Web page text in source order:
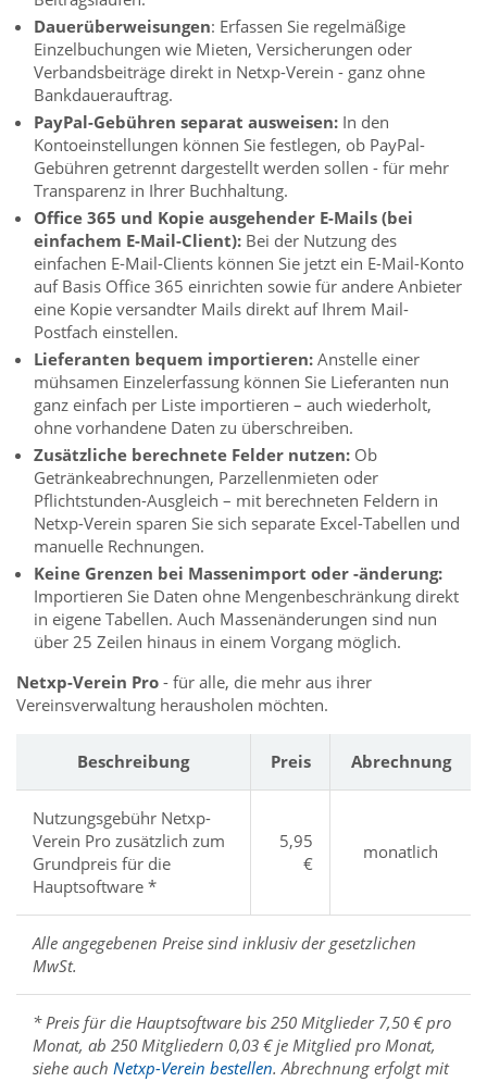
Dauerüberweisungen: Erfassen Sie regelmäßige
Einzelbuchungen wie Mieten, Versicherungen oder
Verbandsbeiträge direkt in Netxp-Verein - ganz ohne
Bankdauerauftrag.
PayPal-Gebühren separat ausweisen: In den
Kontoeinstellungen können Sie festlegen, ob PayPal-
Gebühren getrennt dargestellt werden sollen - für mehr
Transparenz in Ihrer Buchhaltung.
Office 365 und Kopie ausgehender E-Mails (bei
einfachem E-Mail-Client): Bei der Nutzung des
einfachen E-Mail-Clients können Sie jetzt ein E-Mail-Konto
auf Basis Office 365 einrichten sowie für andere Anbieter
eine Kopie versandter Mails direkt auf Ihrem Mail-
Postfach einstellen.
Lieferanten bequem importieren: Anstelle einer
mühsamen Einzelerfassung können Sie Lieferanten nun
ganz einfach per Liste importieren – auch wiederholt,
ohne vorhandene Daten zu überschreiben.
Zusätzliche berechnete Felder nutzen: Ob
Getränkeabrechnungen, Parzellenmieten oder
Pflichtstunden-Ausgleich – mit berechneten Feldern in
Netxp-Verein sparen Sie sich separate Excel-Tabellen und
manuelle Rechnungen.
Keine Grenzen bei Massenimport oder -änderung:
Importieren Sie Daten ohne Mengenbeschränkung direkt
in eigene Tabellen. Auch Massenänderungen sind nun
über 25 Zeilen hinaus in einem Vorgang möglich.
Netxp-Verein Pro - für alle, die mehr aus ihrer
Vereinsverwaltung herausholen möchten.
Beschreibung Preis Abrechnung
Nutzungsgebühr Netxp-
Verein Pro zusätzlich zum
Grundpreis für die
Hauptsoftware *
5,95
€
monatlich
Alle angegebenen Preise sind inklusiv der gesetzlichen
MwSt.
* Preis für die Hauptsoftware bis 250 Mitglieder 7,50 € pro
Monat, ab 250 Mitgliedern 0,03 € je Mitglied pro Monat,
siehe auch Netxp-Verein bestellen. Abrechnung erfolgt mit